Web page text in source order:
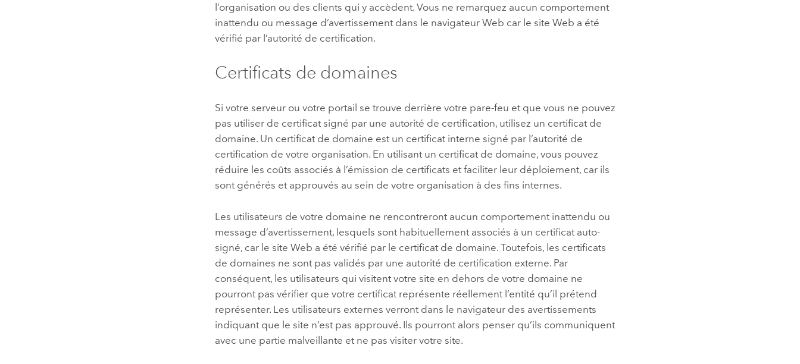
l’organisation ou des clients qui y accèdent. Vous ne remarquez aucun comportement
inattendu ou message d’avertissement dans le navigateur Web car le site Web a été
vérifié par l’autorité de certification.
Certificats de domaines
Si votre serveur ou votre portail se trouve derrière votre pare-feu et que vous ne pouvez
pas utiliser de certificat signé par une autorité de certification, utilisez un certificat de
domaine. Un certificat de domaine est un certificat interne signé par l’autorité de
certification de votre organisation. En utilisant un certificat de domaine, vous pouvez
réduire les coûts associés à l’émission de certificats et faciliter leur déploiement, car ils
sont générés et approuvés au sein de votre organisation à des fins internes.
Les utilisateurs de votre domaine ne rencontreront aucun comportement inattendu ou
message d’avertissement, lesquels sont habituellement associés à un certificat auto-
signé, car le site Web a été vérifié par le certificat de domaine. Toutefois, les certificats
de domaines ne sont pas validés par une autorité de certification externe. Par
conséquent, les utilisateurs qui visitent votre site en dehors de votre domaine ne
pourront pas vérifier que votre certificat représente réellement l’entité qu’il prétend
représenter. Les utilisateurs externes verront dans le navigateur des avertissements
indiquant que le site n’est pas approuvé. Ils pourront alors penser qu’ils communiquent
avec une partie malveillante et ne pas visiter votre site.